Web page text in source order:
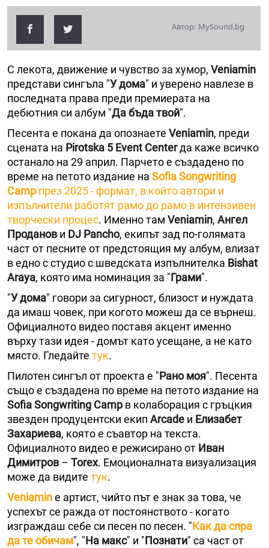
Автор: MySound.bg
С лекота, движение и чувство за хумор, Veniamin
представи сингъла "У дома" и уверено навлезе в
последната права преди премиерата на
дебютния си албум "Да бъда твой".
Песента е покана да опознаете Veniamin, преди
сцената на Pirotska 5 Event Centerда каже всичко
останало на 29 април. Парчето е създадено по
време на петото издание на Sofia Songwriting
Camp през 2025 - формат, в който автори и
изпълнители работят рамо до рамо в интензивен
творчески процес. Именно там Veniamin, Ангел
Проданов и DJ Pancho, екипът зад по-голямата
част от песните от предстоящия му албум, влизат
в едно с студио с шведската изпълнителка Bishat
Araya, която има номинация за "Грами".
"У дома" говори за сигурност, близост и нуждата
да имаш човек, при когото можеш да се върнеш.
Официалното видео поставя акцент именно
върху тази идея - домът като усещане, а не като
място. Гледайте тук.
Пилотен сингъл от проекта е "Рано моя". Песента
също е създадена по време на петото издание на
Sofia Songwriting Camp в колаборация с гръцкия
звезден продуцентски екип Arcade и Елизабет
Захариева, която е съавтор на текста.
Официалното видео е режисирано от Иван
Димитров – Torex. Емоционалната визуализация
може да видите тук.
Veniaminе артист, чийто път е знак за това, че
успехът се ражда от постоянството - когато
изграждаш себе си песен по песен. "Как да спра
да те обичам", "На макс" и "Познати" са част от